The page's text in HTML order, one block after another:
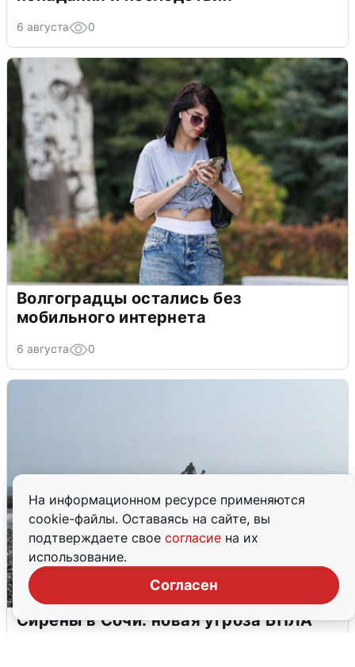
На информационном ресурсе применяются
cookie-файлы. Оставаясь на сайте, вы
подтверждаете свое согласие на их
использование.
Согласен
6 августа 0
Волгоградцы остались без
мобильного интернета
6 августа 0
Сирены в Сочи: новая угроза БПЛА